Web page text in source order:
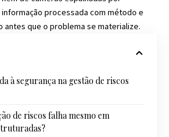
processada com método e
antes que o problema se materialize.
à segurança na gestão de riscos
de riscos falha mesmo em